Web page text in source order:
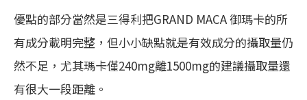
優點的部分當然是三得利把GRAND MACA 御瑪卡的所
有成分載明完整，但小小缺點就是有效成分的攝取量仍
然不足，尤其瑪卡僅240mg離1500mg的建議攝取量還
有很大一段距離。